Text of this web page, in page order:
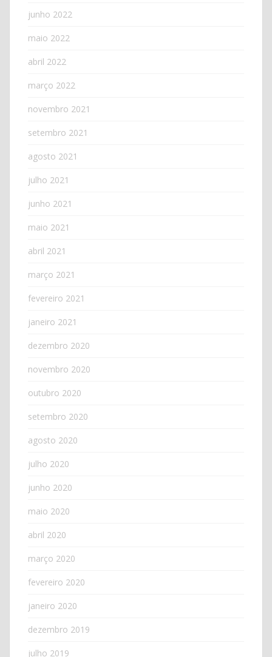
junho 2022
maio 2022
abril 2022
março 2022
novembro 2021
setembro 2021
agosto 2021
julho 2021
junho 2021
maio 2021
abril 2021
março 2021
fevereiro 2021
janeiro 2021
dezembro 2020
novembro 2020
outubro 2020
setembro 2020
agosto 2020
julho 2020
junho 2020
maio 2020
abril 2020
março 2020
fevereiro 2020
janeiro 2020
dezembro 2019
julho 2019